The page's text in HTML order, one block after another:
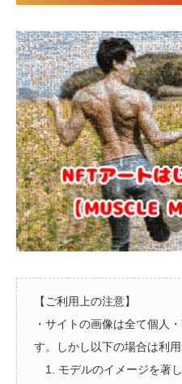
【ご利用上の注意】
・サイトの画像は全て個人
す。しかし以下の場合は利用
1. モデルのイメージを著